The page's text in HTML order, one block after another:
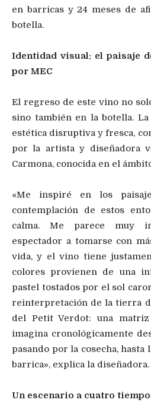
en barricas y 24 meses de
botella.
Identidad visual: el paisaje
por MEC
El regreso de este vino no
sino también en la botella.
estética disruptiva y fresca,
por la artista y diseñadora
Carmona, conocida en el
«Me inspiré en los
contemplación de estos
calma. Me parece muy
espectador a tomarse con
vida, y el vino tiene
colores provienen de una
pastel tostados por el sol
reinterpretación de la tierra
del Petit Verdot: una
imagina cronológicamente
pasando por la cosecha,
barrica», explica la diseñadora.
Un escenario a cuatro